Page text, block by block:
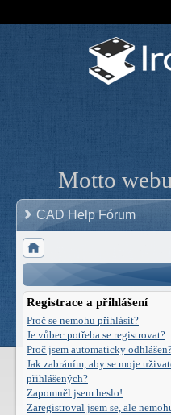
Motto
CAD Help Fórum
Registrace a přihlášení
Proč se nemohu přihlásit?
Je vůbec potřeba se registrovat?
Proč jsem automaticky
Jak zabráním, aby se moje
přihlášených?
Zapomněl jsem heslo!
Zaregistroval jsem se, ale